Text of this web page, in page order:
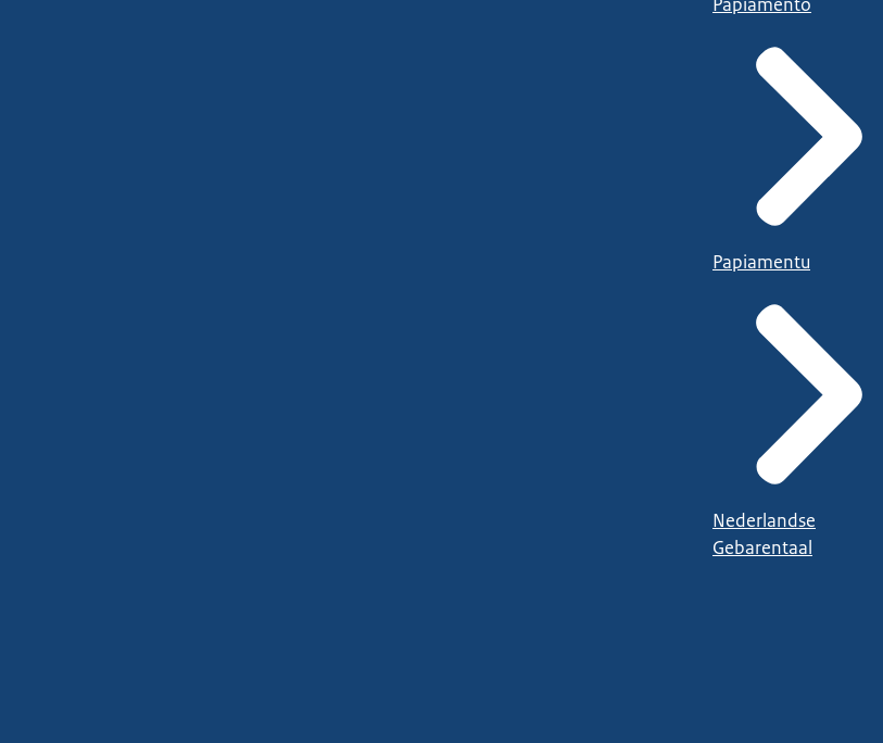
Papiamentu
Nederlandse
Gebarentaal